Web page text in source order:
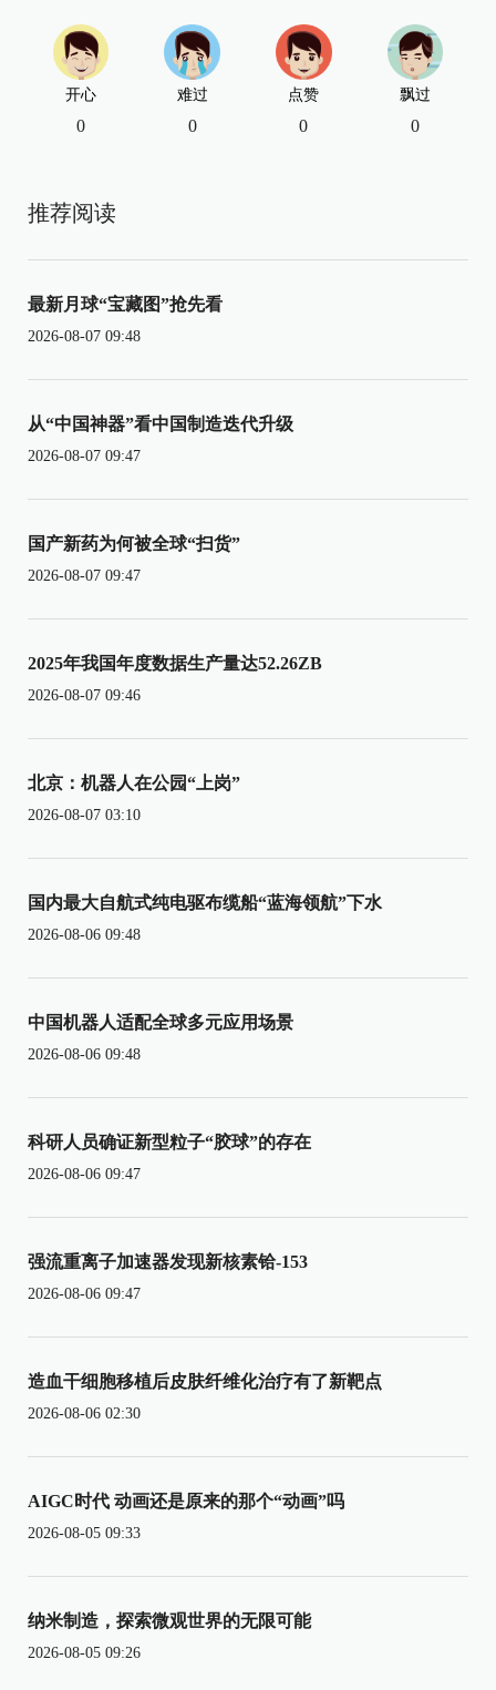
开心
0
难过
0
点赞
0
飘过
0
推荐阅读
最新月球“宝藏图”抢先看
2026-08-07 09:48
从“中国神器”看中国制造迭代升级
2026-08-07 09:47
国产新药为何被全球“扫货”
2026-08-07 09:47
2025年我国年度数据生产量达52.26ZB
2026-08-07 09:46
北京：机器人在公园“上岗”
2026-08-07 03:10
国内最大自航式纯电驱布缆船“蓝海领航”下水
2026-08-06 09:48
中国机器人适配全球多元应用场景
2026-08-06 09:48
科研人员确证新型粒子“胶球”的存在
2026-08-06 09:47
强流重离子加速器发现新核素铪-153
2026-08-06 09:47
造血干细胞移植后皮肤纤维化治疗有了新靶点
2026-08-06 02:30
AIGC时代 动画还是原来的那个“动画”吗
2026-08-05 09:33
纳米制造，探索微观世界的无限可能
2026-08-05 09:26